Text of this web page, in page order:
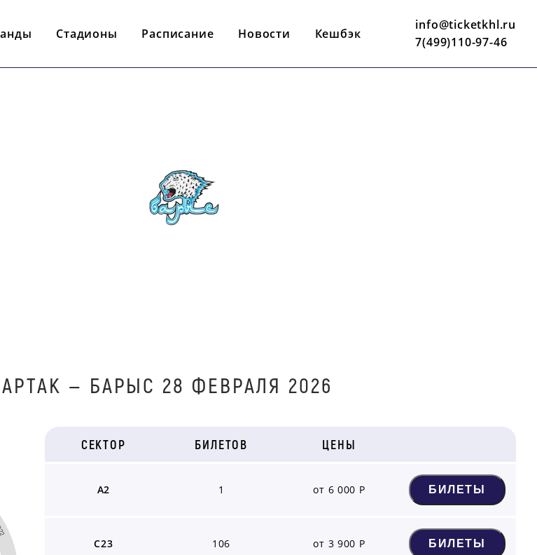
Стадионы Расписание Новости Кешбэк
info@ticketkhl.ru
7(499)110-97-46
— БАРЫС 28 ФЕВРАЛЯ 2026
СЕКТОР БИЛЕТОВ ЦЕНЫ
A2 1 от 6 000 Р БИЛЕТЫ
C23 106 от 3 900 Р БИЛЕТЫ